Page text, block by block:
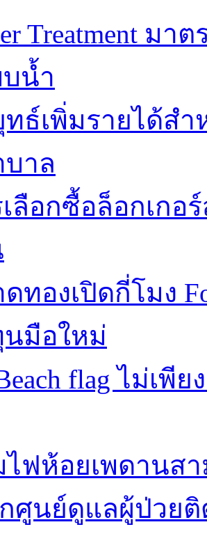
Treatment ม
น้ำ
ธ์เพิ่มรายได้ส
าล
ลือกซื้อล็อกเกอ
ทองเปิดกี่โมง
นมือใหม่
flag ไม่เ
ฟห้อยเพดานส
ศูนย์ดูแลผู้ป่วย